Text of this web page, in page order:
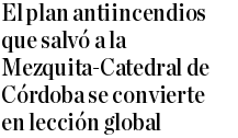
El plan antiincendios
que salvó a la
Mezquita-Catedral de
Córdoba se convierte
en lección global